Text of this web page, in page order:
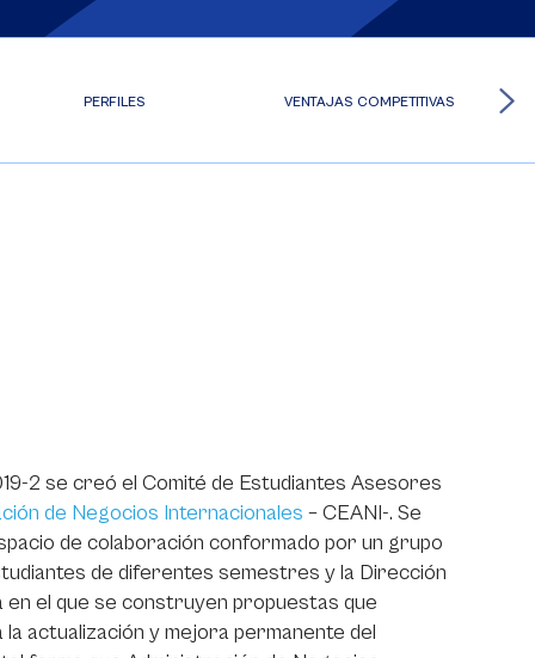
PERFILES VENTAJAS COMPETITIVAS
2 se creó el Comité de Estudiantes Asesores
de Negocios Internacionales – CEANI-. Se
de colaboración conformado por un grupo
de diferentes semestres y la Dirección
en el que se construyen propuestas que
actualización y mejora permanente del